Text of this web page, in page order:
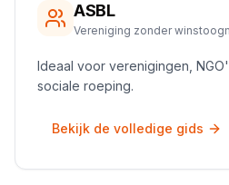
ASBL
Vereniging zonder
Ideaal voor verenigingen,
sociale roeping.
Bekijk de volledige gids